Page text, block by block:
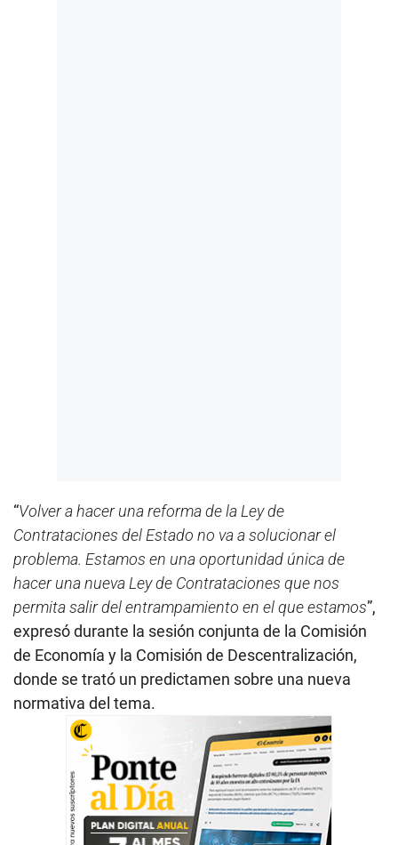
“Volver a hacer una reforma de la Ley de
Contrataciones del Estado no va a solucionar el
problema. Estamos en una oportunidad única de
hacer una nueva Ley de Contrataciones que nos
permita salir del entrampamiento en el que estamos”,
expresó durante la sesión conjunta de la Comisión
de Economía y la Comisión de Descentralización,
donde se trató un predictamen sobre una nueva
normativa del tema.